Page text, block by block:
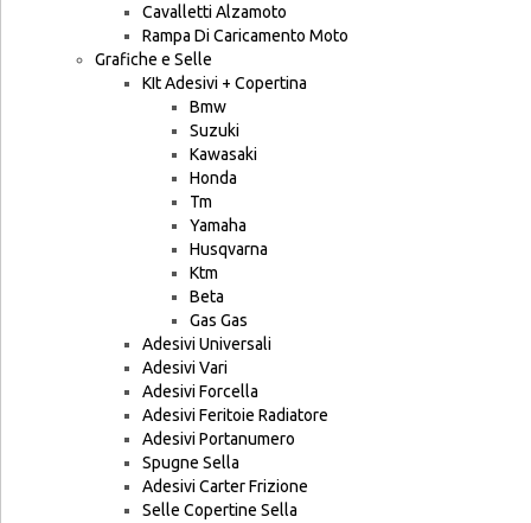
Cavalletti Alzamoto
Rampa Di Caricamento Moto
Grafiche e Selle
KIt Adesivi + Copertina
Bmw
Suzuki
Kawasaki
Honda
Tm
Yamaha
Husqvarna
Ktm
Beta
Gas Gas
Adesivi Universali
Adesivi Vari
Adesivi Forcella
Adesivi Feritoie Radiatore
Adesivi Portanumero
Spugne Sella
Adesivi Carter Frizione
Selle Copertine Sella